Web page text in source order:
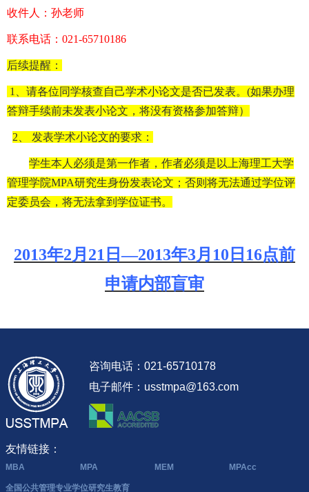
收件人：孙老师
联系电话：021-65710186
后续提醒：
1
、请各位同学核查自己学术小论文是否已发表。(如果办理
答辩手续前未发表小论文，将没有资格参加答辩）
2 、 发表学术小论文的要求：
学生本人必须是第一作者，作者必须是以上海理工大学
管理学院MPA研究生身份发表论文；否则将无法通过学位评
定委员会，将无法拿到学位证书。
2013年2月21日—2013年3月10日16点前
申请内部盲审
咨询电话：021-65710178
电子邮件：usstmpa@163.com
友情链接：
MBA MPA MEM MPAcc
全国公共管理专业学位研究生教育